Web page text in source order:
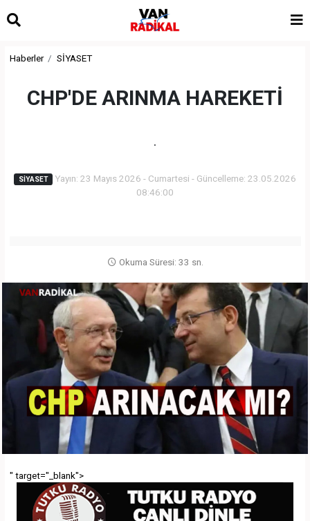
Haberler SİYASET
CHP'DE ARINMA HAREKETİ
.
SİYASET
Yayın: 23 Mayıs 2026 - Cumartesi - Güncelleme: 23.05.2026
08:46:00
Okuma Süresi: 33 sn.
" target="_blank">